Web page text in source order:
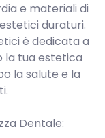
e materiali di
duraturi.
è dedicata a
la tua estetica
la salute e la
Dentale: